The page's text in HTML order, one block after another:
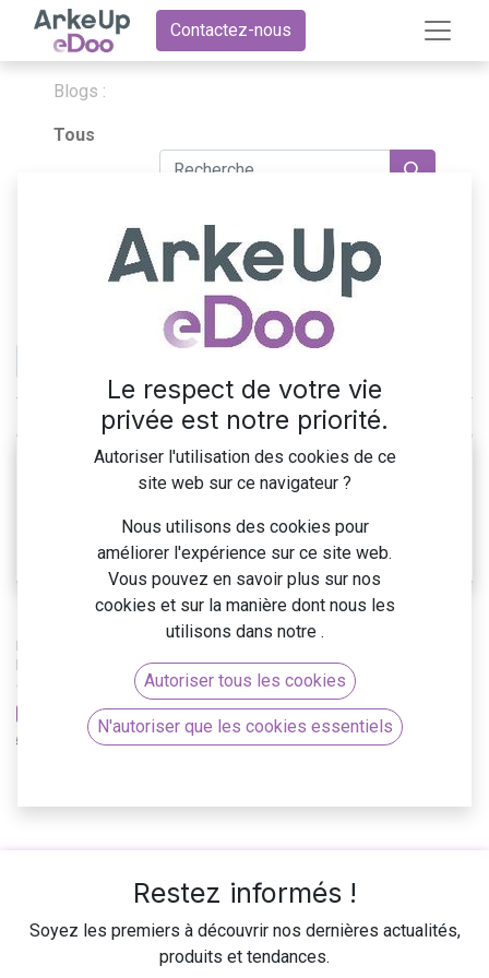
Contactez-nous
Blogs :
Tous
Blog eDoo
Le mot du président
Il y a peu on m’a demandé ce que nous avions dans les « cartons » pour
le deuxième semestre 2018. Je réponds maintenant que compte tenu
d’une croissance intense début 2018, cette année est probablemen...
Actualités internes
5 juin 2018
0 8072
Restez informés !
Soyez les premiers à découvrir nos dernières actualités,
produits et tendances.
Le respect de votre vie
privée est notre priorité.
Autoriser l'utilisation des cookies de ce
site web sur ce navigateur ?
Nous utilisons des cookies pour
améliorer l'expérience sur ce site web.
Vous pouvez en savoir plus sur nos
cookies et sur la manière dont nous les
utilisons dans notre .
Autoriser tous les cookies
N'autoriser que les cookies essentiels